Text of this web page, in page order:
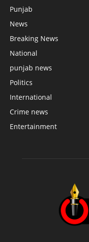
Punjab
News
Breaking News
National
punjab news
Politics
International
Crime news
Entertainment